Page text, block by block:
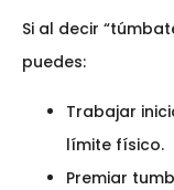
Si al decir
puedes:
Trabajar
límite físico.
Premiar